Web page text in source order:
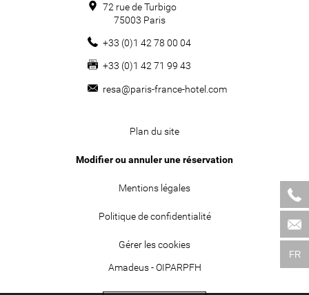
FR
72 rue de Turbigo
75003 Paris
+33 (0)1 42 78 00 04
+33 (0)1 42 71 99 43
resa@paris-france-hotel.com
Plan du site
Modifier ou annuler une réservation
Mentions légales
Politique de confidentialité
Gérer les cookies
Amadeus - OIPARPFH